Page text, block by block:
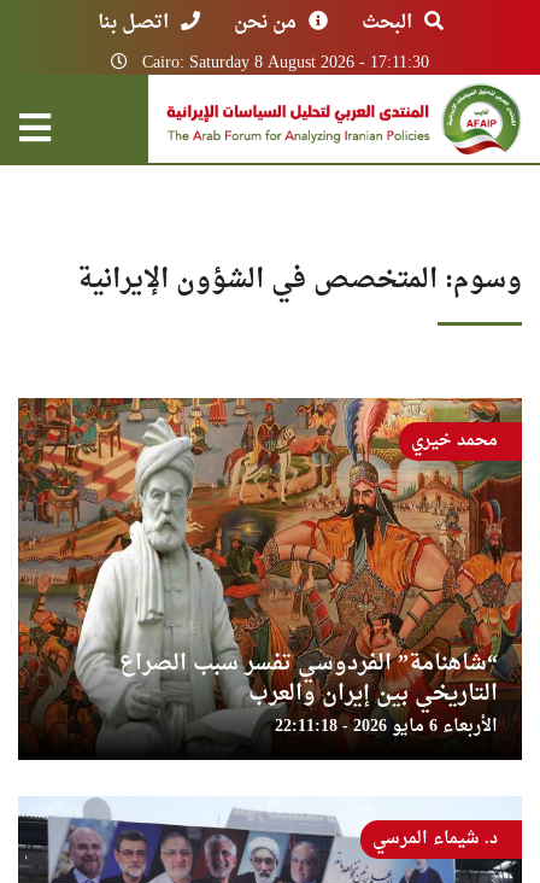
البحث من نحن اتصل بنا
Cairo: Saturday 8 August 2026 - 17:11:30
وسوم: المتخصص في الشؤون الإيرانية
“شاهنامة” الفردوسي تفسر سبب الصراع
التاريخي بين إيران والعرب
الأربعاء 6 مايو 2026 - 22:11:18
محمد خيري
د. شيماء المرسي